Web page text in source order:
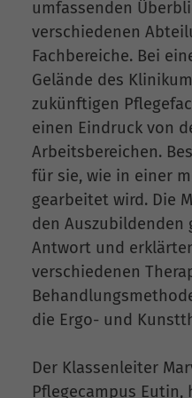
umfassenden
verschiedenen
Fachbereiche. Bei
Gelände des
zukünftigen
einen Eindruck von
Arbeitsbereichen.
für sie, wie in einer
gearbeitet wird. Die
den Auszubildenden
Antwort und
verschiedenen
die Ergo- und
Der Klassenleiter
Pflegecampus